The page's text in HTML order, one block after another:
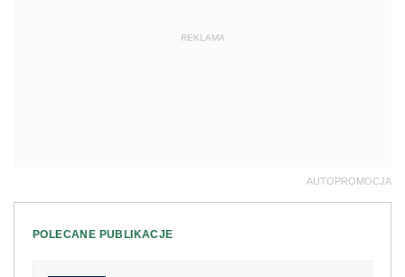
REKLAMA
AUTOPROMOCJA
POLECANE PUBLIKACJE